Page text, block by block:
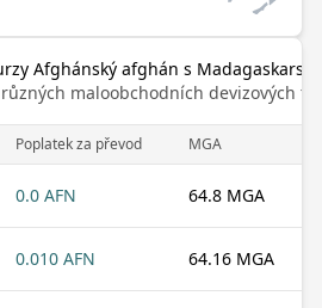
Afghánský afghán s
maloobchodních devizových
Poplatek za převod MGA
0.0 AFN 64.8 MGA
0.010 AFN 64.16 MGA